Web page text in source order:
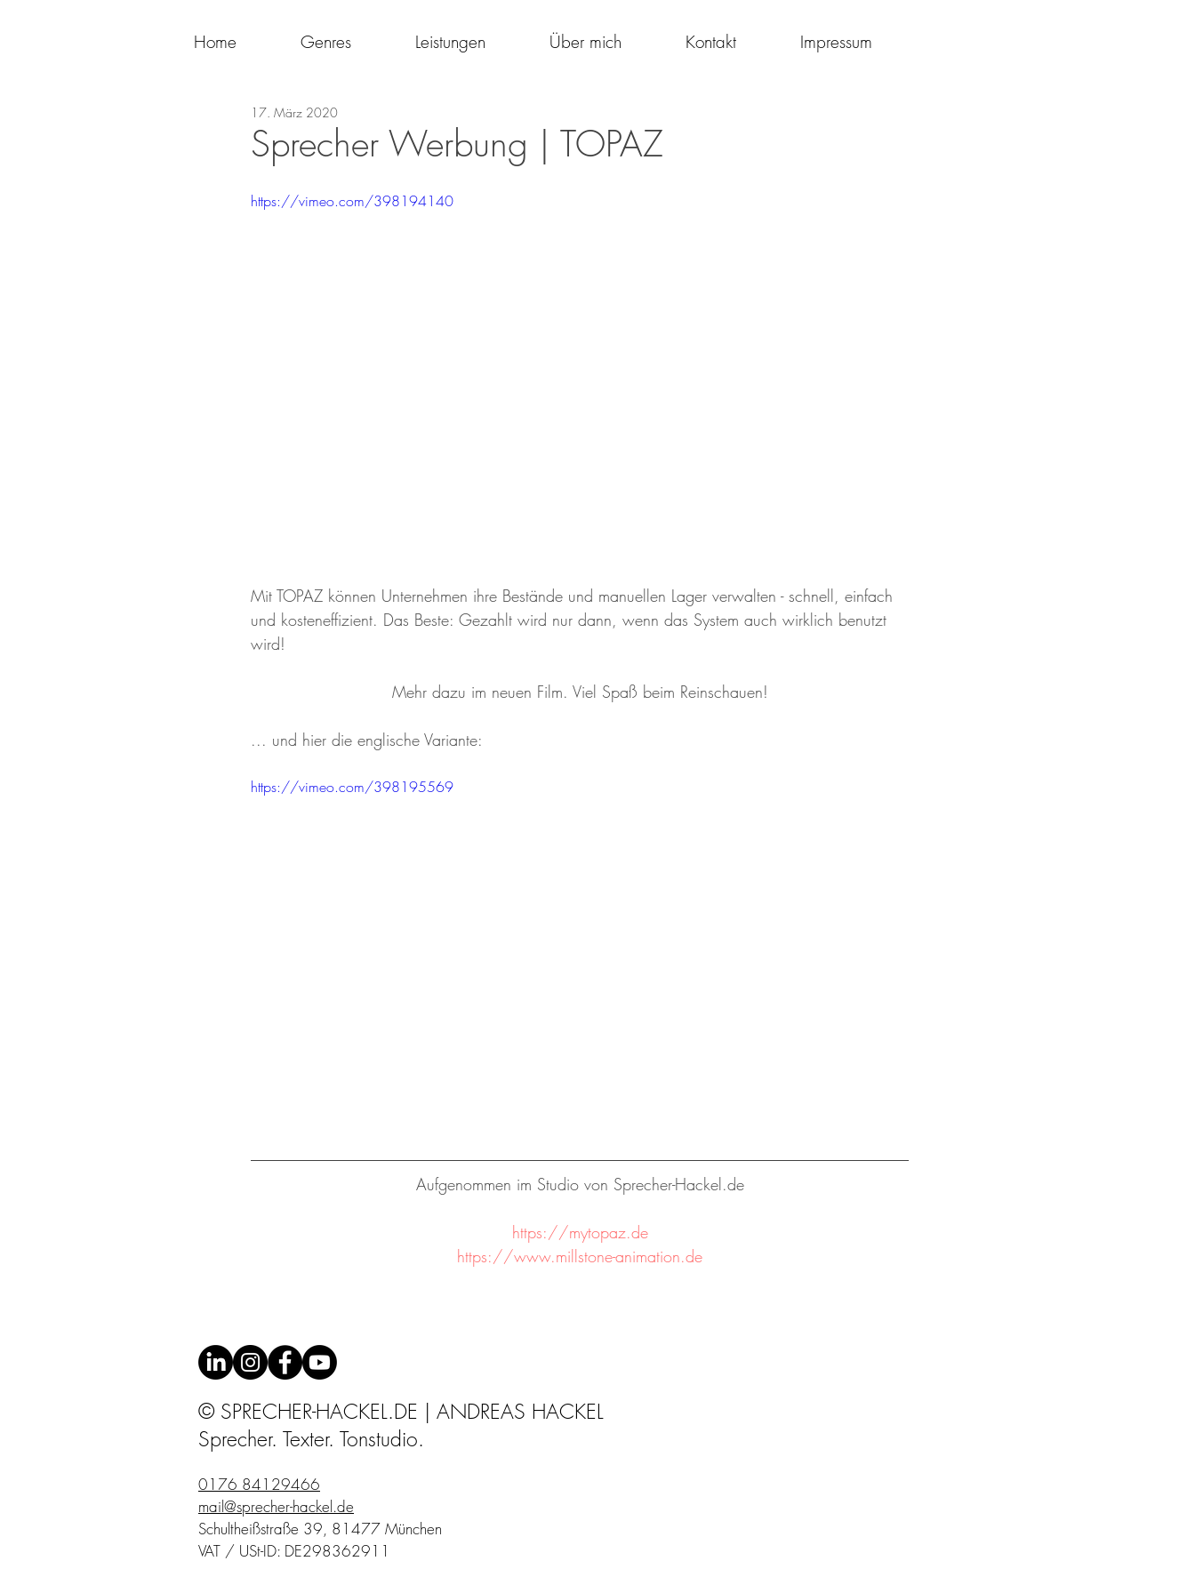
Home Genres Leistungen Über mich Kontakt Impressum
Sprecher Werbung | TOPAZ
17. März 2020
https://vimeo.com/398194140
Mit TOPAZ können Unternehmen ihre Bestände und manuellen Lager verwalten - schnell, einfach
und kosteneffizient. Das Beste: Gezahlt wird nur dann, wenn das System auch wirklich benutzt
wird!
Mehr dazu im neuen Film. Viel Spaß beim Reinschauen!
... und hier die englische Variante:
https://vimeo.com/398195569
Aufgenommen im Studio von Sprecher-Hackel.de
https://mytopaz.de
https://www.millstone-animation.de
© SPRECHER-HACKEL.DE | ANDREAS HACKEL
Sprecher. Texter. Tonstudio.
0176 84129466
mail@sprecher-hackel.de
Schultheißstraße 39, 81477 München
VAT / USt-ID: DE298362911